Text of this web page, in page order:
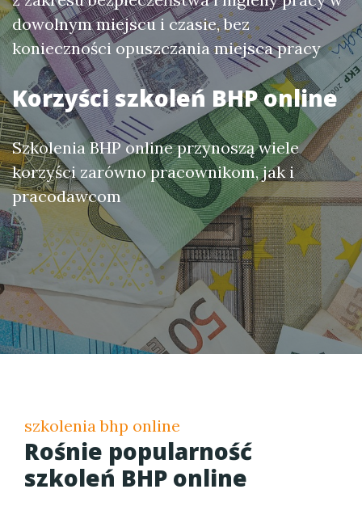
dowolnym miejscu i czasie, bez
konieczności opuszczania miejsca pracy
Korzyści szkoleń BHP online
Szkolenia BHP online przynoszą wiele
korzyści zarówno pracownikom, jak i
pracodawcom
szkolenia bhp online
Rośnie popularność
szkoleń BHP online